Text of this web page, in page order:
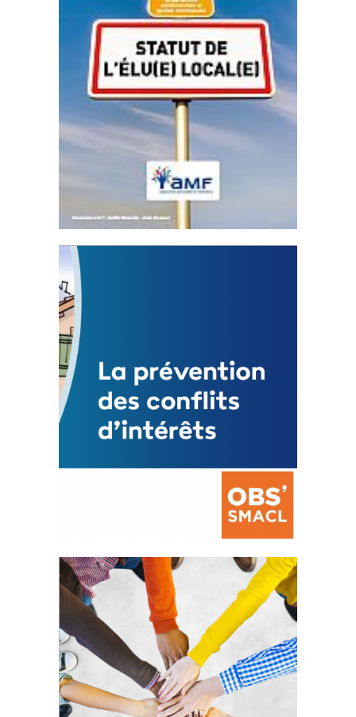
Statut de l’élu local
3 avril 2024
Mise à jour avril 2024
FEUILLETER
La prévention des conflits
d’intérêts
18 septembre 2023
FEUILLETER